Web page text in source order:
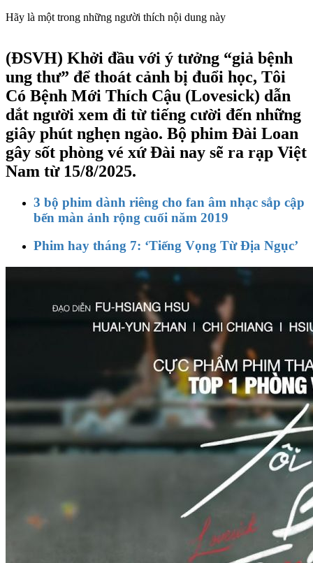
Hãy là một trong những người thích nội dung này
(ĐSVH) Khởi đầu với ý tưởng “giả bệnh
ung thư” để thoát cảnh bị đuổi học, Tôi
Có Bệnh Mới Thích Cậu (Lovesick) dẫn
dắt người xem đi từ tiếng cười đến những
giây phút nghẹn ngào. Bộ phim Đài Loan
gây sốt phòng vé xứ Đài nay sẽ ra rạp Việt
Nam từ 15/8/2025.
3 bộ phim dành riêng cho fan âm nhạc sắp cập
bến màn ảnh rộng cuối năm 2019
Phim hay tháng 7: ‘Tiếng Vọng Từ Địa Ngục’